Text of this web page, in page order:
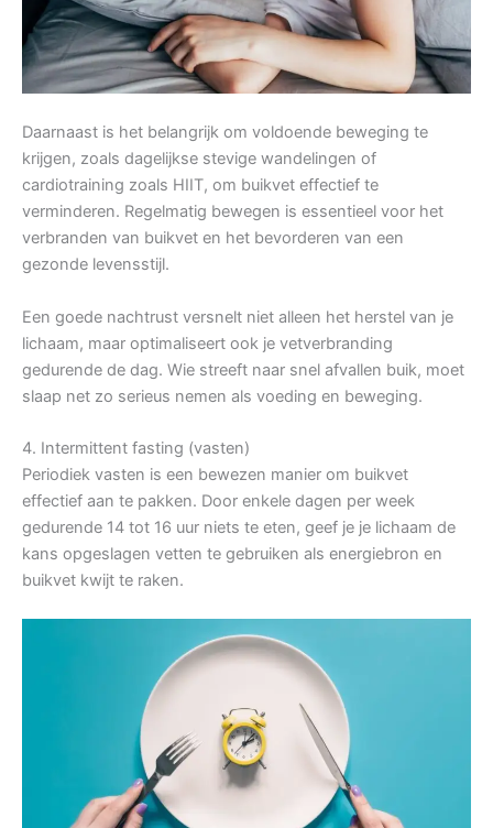
Daarnaast is het belangrijk om voldoende beweging te
krijgen, zoals dagelijkse stevige wandelingen of
cardiotraining zoals HIIT, om buikvet effectief te
verminderen. Regelmatig bewegen is essentieel voor het
verbranden van buikvet en het bevorderen van een
gezonde levensstijl.
Een goede nachtrust versnelt niet alleen het herstel van je
lichaam, maar optimaliseert ook je vetverbranding
gedurende de dag. Wie streeft naar snel afvallen buik, moet
slaap net zo serieus nemen als voeding en beweging.
4. Intermittent fasting (vasten)
Periodiek vasten is een bewezen manier om buikvet
effectief aan te pakken. Door enkele dagen per week
gedurende 14 tot 16 uur niets te eten, geef je je lichaam de
kans opgeslagen vetten te gebruiken als energiebron en
buikvet kwijt te raken.